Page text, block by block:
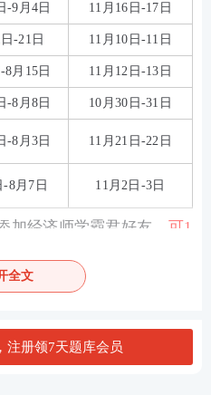
-9月4日 11月16日-17日
-21日 11月10日-11日
8月15日 11月12日-13日
-8月8日 10月30日-31日
-8月3日 11月21日-22日
-8月7日 11月2日-3日
加经济师学霸君好友， 可1
霸君微信好友↓↓
全文
注册领7天题库会员